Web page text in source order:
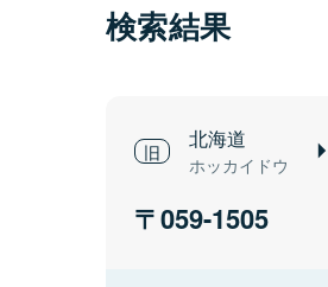
検索結果
北海道
ホッカイドウ
059-1505